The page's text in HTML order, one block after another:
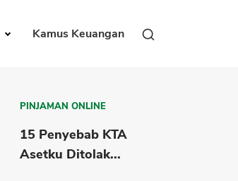
Kamus Keuangan
PINJAMAN ONLINE
15 Penyebab KTA
Asetku Ditolak...